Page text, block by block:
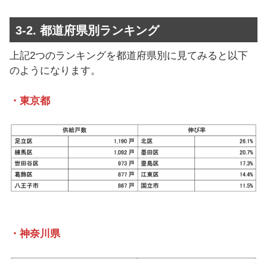
3-2. 都道府県別ランキング
上記2つのランキングを都道府県別に見てみると以下
のようになります。
・東京都
・神奈川県